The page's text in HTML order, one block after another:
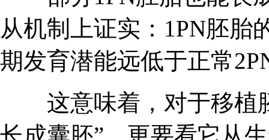
从机制上证实：1PN胚胎
期发育潜能远低于正常
这意味着，对于移植
长成囊胚”，更要看它从